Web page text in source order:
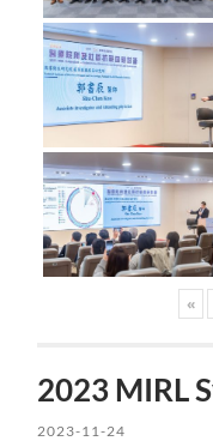
«
2023 MIRL
2023-11-24